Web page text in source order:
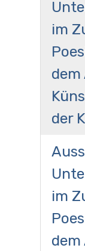
im
dem
der
im
dem